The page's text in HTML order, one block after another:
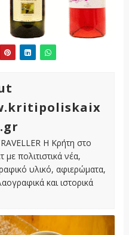
Η Κρήτη στο
με πολιτιστικά νέα,
υλικό, αφιερώματα,
και ιστορικά